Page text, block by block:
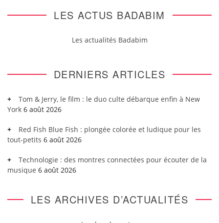
LES ACTUS BADABIM
Les actualités Badabim
DERNIERS ARTICLES
Tom & Jerry, le film : le duo culte débarque enfin à New
York 6 août 2026
Red Fish Blue Fish : plongée colorée et ludique pour les
tout-petits 6 août 2026
Technologie : des montres connectées pour écouter de la
musique 6 août 2026
LES ARCHIVES D’ACTUALITÉS